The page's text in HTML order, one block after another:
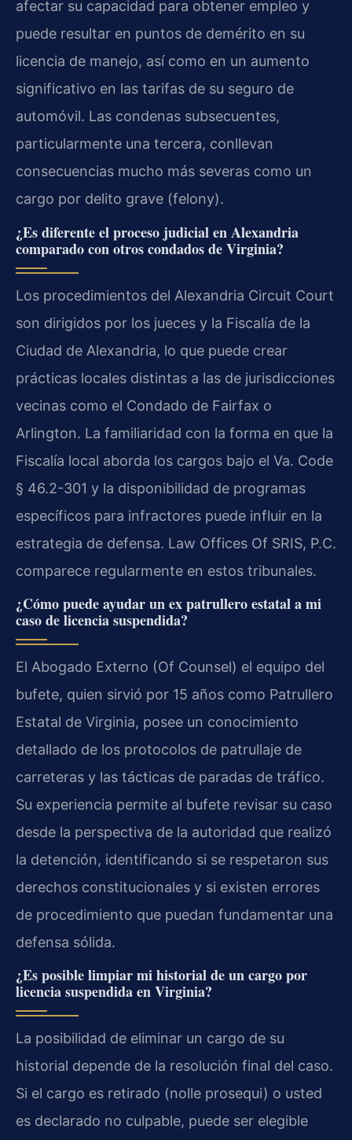
afectar su capacidad para obtener empleo y
puede resultar en puntos de demérito en su
licencia de manejo, así como en un aumento
significativo en las tarifas de su seguro de
automóvil. Las condenas subsecuentes,
particularmente una tercera, conllevan
consecuencias mucho más severas como un
cargo por delito grave (felony).
¿Es diferente el proceso judicial en Alexandria
comparado con otros condados de Virginia?
Los procedimientos del Alexandria Circuit Court
son dirigidos por los jueces y la Fiscalía de la
Ciudad de Alexandria, lo que puede crear
prácticas locales distintas a las de jurisdicciones
vecinas como el Condado de Fairfax o
Arlington. La familiaridad con la forma en que la
Fiscalía local aborda los cargos bajo el Va. Code
§ 46.2-301 y la disponibilidad de programas
específicos para infractores puede influir en la
estrategia de defensa. Law Offices Of SRIS, P.C.
comparece regularmente en estos tribunales.
¿Cómo puede ayudar un ex patrullero estatal a mi
caso de licencia suspendida?
El Abogado Externo (Of Counsel) el equipo del
bufete, quien sirvió por 15 años como Patrullero
Estatal de Virginia, posee un conocimiento
detallado de los protocolos de patrullaje de
carreteras y las tácticas de paradas de tráfico.
Su experiencia permite al bufete revisar su caso
desde la perspectiva de la autoridad que realizó
la detención, identificando si se respetaron sus
derechos constitucionales y si existen errores
de procedimiento que puedan fundamentar una
defensa sólida.
¿Es posible limpiar mi historial de un cargo por
licencia suspendida en Virginia?
La posibilidad de eliminar un cargo de su
historial depende de la resolución final del caso.
Si el cargo es retirado (nolle prosequi) o usted
es declarado no culpable, puede ser elegible